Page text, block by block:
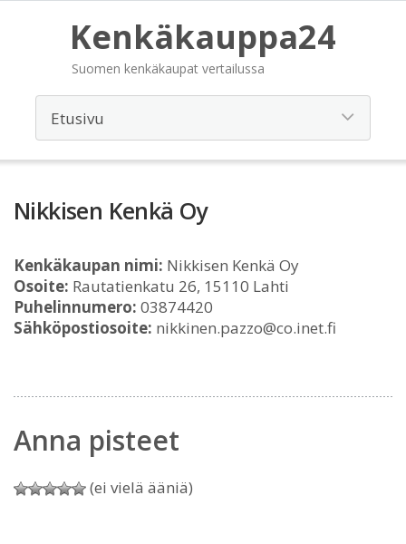
Kenkäkauppa24
Suomen kenkäkaupat vertailussa
Nikkisen Kenkä Oy
Kenkäkaupan nimi: Nikkisen Kenkä Oy
Osoite: Rautatienkatu 26, 15110 Lahti
Puhelinnumero: 03874420
Sähköpostiosoite: nikkinen.pazzo@co.inet.fi
Anna pisteet
(ei vielä ääniä)